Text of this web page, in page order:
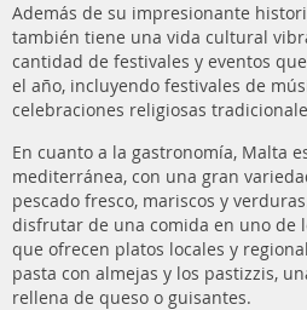
Además de su impresionante
también tiene una vida cultural
cantidad de festivales y eventos
el año, incluyendo festivales de
celebraciones religiosas
En cuanto a la gastronomía, Malta
mediterránea, con una gran
pescado fresco, mariscos y
disfrutar de una comida en uno de
que ofrecen platos locales y
pasta con almejas y los pastizzis,
rellena de queso o guisantes.